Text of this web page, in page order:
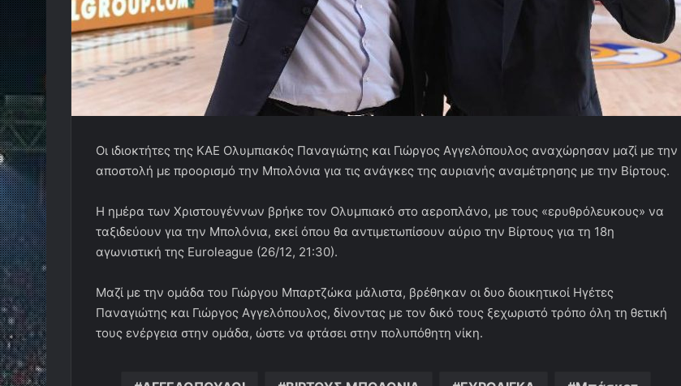
Οι ιδιοκτήτες της ΚΑΕ Ολυμπιακός Παναγιώτης και Γιώργος Αγγελόπουλος αναχώρησαν μαζί με την
αποστολή με προορισμό την Μπολόνια για τις ανάγκες της αυριανής αναμέτρησης με την Βίρτους.
Η ημέρα των Χριστουγέννων βρήκε τον Ολυμπιακό στο αεροπλάνο, με τους «ερυθρόλευκους» να
ταξιδεύουν για την Μπολόνια, εκεί όπου θα αντιμετωπίσουν αύριο την Βίρτους για τη 18η
αγωνιστική της Euroleague (26/12, 21:30).
Μαζί με την ομάδα του Γιώργου Μπαρτζώκα μάλιστα, βρέθηκαν οι δυο διοικητικοί Ηγέτες
Παναγιώτης και Γιώργος Αγγελόπουλος, δίνοντας με τον δικό τους ξεχωριστό τρόπο όλη τη θετική
τους ενέργεια στην ομάδα, ώστε να φτάσει στην πολυπόθητη νίκη.